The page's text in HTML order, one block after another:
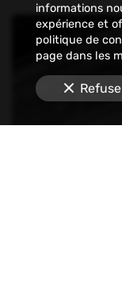
informations
expérience et
politique de
page dans les